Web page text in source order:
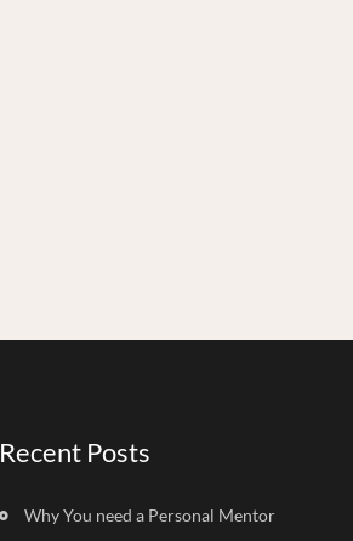
Recent Posts
Why You need a Personal Mentor